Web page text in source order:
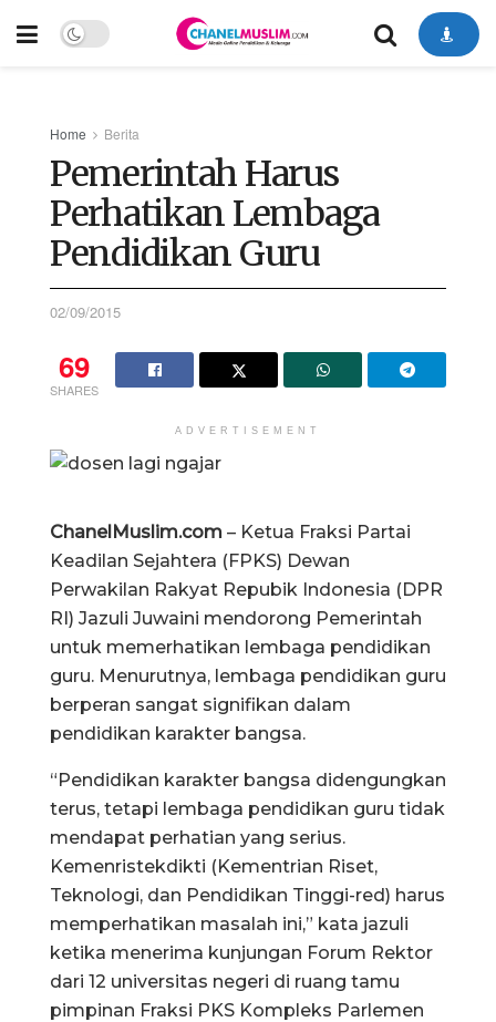
Home Berita
Pemerintah Harus
Perhatikan Lembaga
Pendidikan Guru
02/09/2015
69
SHARES
ADVERTISEMENT
ChanelMuslim.com – Ketua Fraksi Partai
Keadilan Sejahtera (FPKS) Dewan
Perwakilan Rakyat Repubik Indonesia (DPR
RI) Jazuli Juwaini mendorong Pemerintah
untuk memerhatikan lembaga pendidikan
guru. Menurutnya, lembaga pendidikan guru
berperan sangat signifikan dalam
pendidikan karakter bangsa.
“Pendidikan karakter bangsa didengungkan
terus, tetapi lembaga pendidikan guru tidak
mendapat perhatian yang serius.
Kemenristekdikti (Kementrian Riset,
Teknologi, dan Pendidikan Tinggi-red) harus
memperhatikan masalah ini,” kata jazuli
ketika menerima kunjungan Forum Rektor
dari 12 universitas negeri di ruang tamu
pimpinan Fraksi PKS Kompleks Parlemen